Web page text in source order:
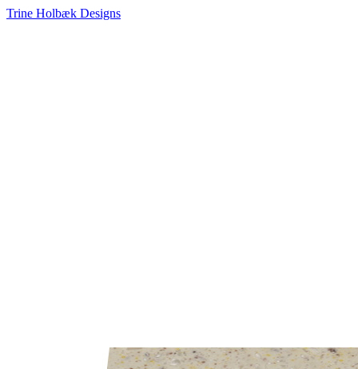
Trine Holbæk Designs